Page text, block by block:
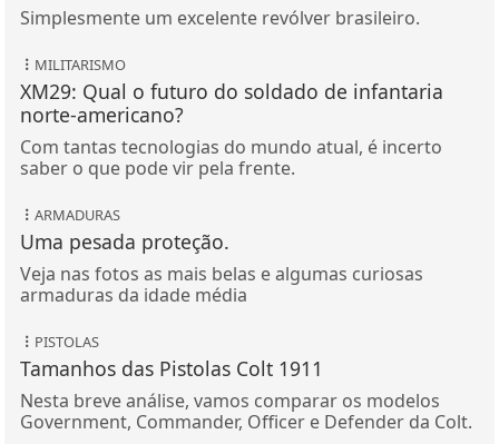
Simplesmente um excelente revólver brasileiro.
MILITARISMO
XM29: Qual o futuro do soldado de infantaria
norte-americano?
Com tantas tecnologias do mundo atual, é incerto
saber o que pode vir pela frente.
ARMADURAS
Uma pesada proteção.
Veja nas fotos as mais belas e algumas curiosas
armaduras da idade média
PISTOLAS
Tamanhos das Pistolas Colt 1911
Nesta breve análise, vamos comparar os modelos
Government, Commander, Officer e Defender da Colt.